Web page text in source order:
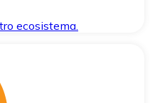
ecosistema.